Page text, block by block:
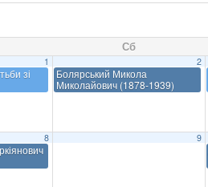
Сб
1
зі
2
Болярський Микола
Миколайович (1878-1939)
8 9